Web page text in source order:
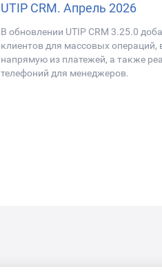
UTIP CRM. Апрель 2026
В обновлении UTIP CRM 3.25.0
клиентов для массовых
напрямую из платежей, а также
телефоний для менеджеров.